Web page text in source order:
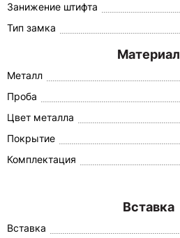
Занижение штифта
Тип замка
Материал
Металл
Проба
Цвет металла
Покрытие
Комплектация
Вставка
Вставка